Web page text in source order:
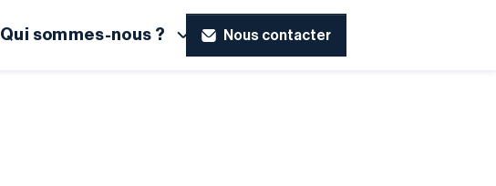
Qui sommes-nous ? Nous contacter